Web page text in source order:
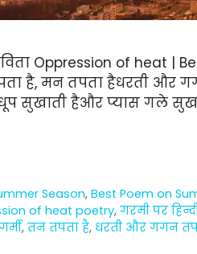
Oppression of heat |
है, मन तपता हैधरती और
सुखाती हैऔर प्यास गले
Season,Best Poem on
of heat poetry, गरमी पर
, तन तपता है, धरती और गगन